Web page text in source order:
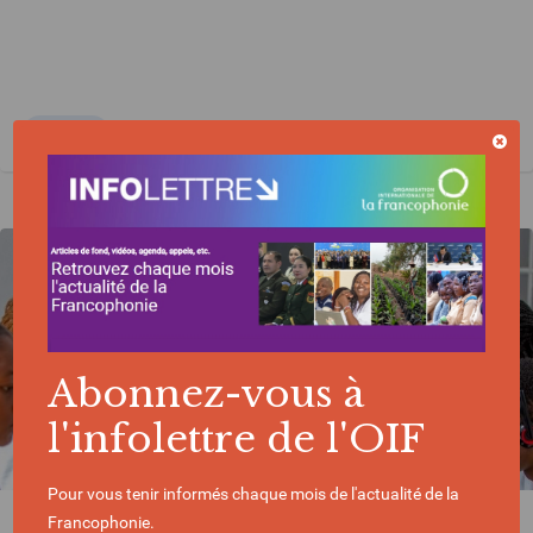
ACTUALITÉ | 16/04/2026
Abonnez-vous à
l'infolettre de l'OIF
Pour vous tenir informés chaque mois de l'actualité de la
Francophonie.